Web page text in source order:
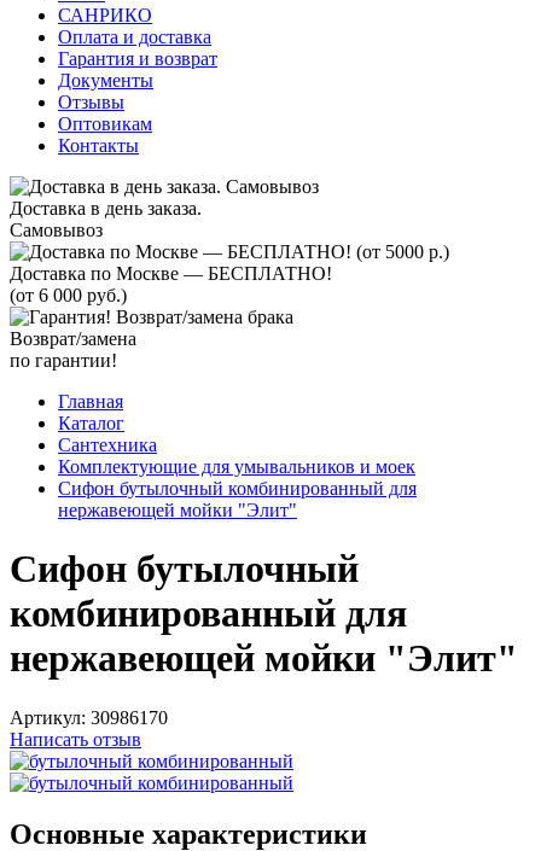
САНРИКО
Оплата и доставка
Гарантия и возврат
Документы
Отзывы
Оптовикам
Контакты
Доставка в день заказа.
Самовывоз
Доставка по Москве — БЕСПЛАТНО!
(от 6 000 руб.)
Возврат/замена
по гарантии!
Главная
Каталог
Сантехника
Комплектующие для умывальников и моек
Сифон бутылочный комбинированный для
нержавеющей мойки "Элит"
Сифон бутылочный
комбинированный для
нержавеющей мойки "Элит"
Артикул: 30986170
Написать отзыв
Основные характеристики